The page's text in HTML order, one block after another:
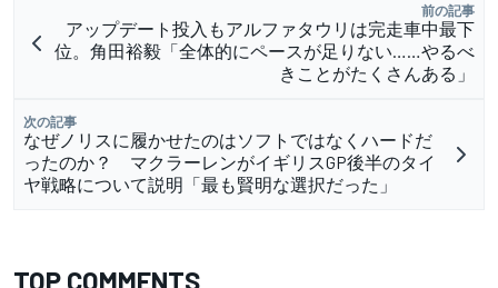
前の記事
アップデート投入もアルファタウリは完走車中最下
位。角田裕毅「全体的にペースが足りない……やるべ
きことがたくさんある」
次の記事
なぜノリスに履かせたのはソフトではなくハードだ
ったのか？ マクラーレンがイギリスGP後半のタイ
ヤ戦略について説明「最も賢明な選択だった」
TOP COMMENTS